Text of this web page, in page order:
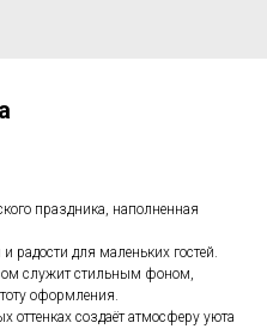
праздника, наполненная
радости для маленьких гостей.
служит стильным фоном,
оформления.
создаёт атмосферу уюта